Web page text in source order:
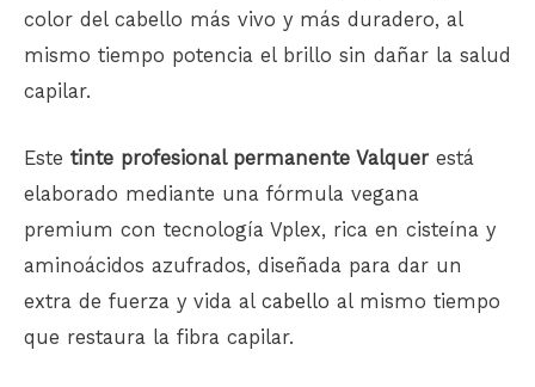
color del cabello más vivo y más duradero, al
mismo tiempo potencia el brillo sin dañar la salud
capilar.
Este tinte profesional permanente Valquer está
elaborado mediante una fórmula vegana
premium con tecnología Vplex, rica en cisteína y
aminoácidos azufrados, diseñada para dar un
extra de fuerza y ​​vida al cabello al mismo tiempo
que restaura la fibra capilar.